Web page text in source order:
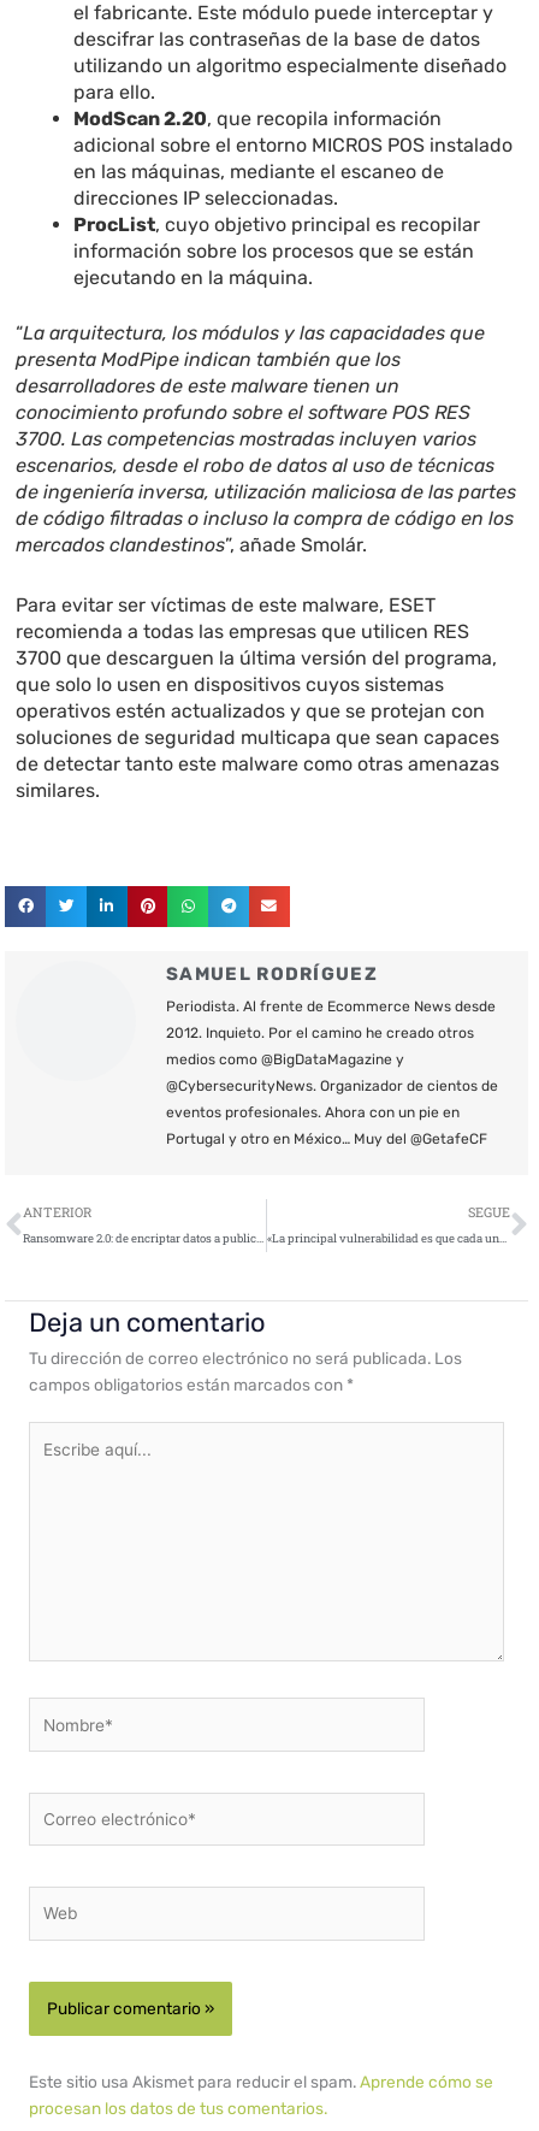
el fabricante. Este módulo puede interceptar y
descifrar las contraseñas de la base de datos
utilizando un algoritmo especialmente diseñado
para ello.
ModScan 2.20, que recopila información
adicional sobre el entorno MICROS POS instalado
en las máquinas, mediante el escaneo de
direcciones IP seleccionadas.
ProcList, cuyo objetivo principal es recopilar
información sobre los procesos que se están
ejecutando en la máquina.
“La arquitectura, los módulos y las capacidades que
presenta ModPipe indican también que los
desarrolladores de este malware tienen un
conocimiento profundo sobre el software POS RES
3700. Las competencias mostradas incluyen varios
escenarios, desde el robo de datos al uso de técnicas
de ingeniería inversa, utilización maliciosa de las partes
de código filtradas o incluso la compra de código en los
mercados clandestinos”, añade Smolár.
Para evitar ser víctimas de este malware, ESET
recomienda a todas las empresas que utilicen RES
3700 que descarguen la última versión del programa,
que solo lo usen en dispositivos cuyos sistemas
operativos estén actualizados y que se protejan con
soluciones de seguridad multicapa que sean capaces
de detectar tanto este malware como otras amenazas
similares.
SAMUEL RODRÍGUEZ
Periodista. Al frente de Ecommerce News desde
2012. Inquieto. Por el camino he creado otros
medios como @BigDataMagazine y
@CybersecurityNews. Organizador de cientos de
eventos profesionales. Ahora con un pie en
Portugal y otro en México… Muy del @GetafeCF
Ant
ANTERIOR
Ransomware 2.0: de encriptar datos a publicar online información confidencial
SEGUE
«La principal vulnerabilidad es que cada uno de estos equipos pueden introducir puntos ciegos»
Deja un comentario
Tu dirección de correo electrónico no será publicada. Los
campos obligatorios están marcados con *
aquí...
electrónico*
Este sitio usa Akismet para reducir el spam.Aprende cómo se
procesan los datos de tus comentarios.